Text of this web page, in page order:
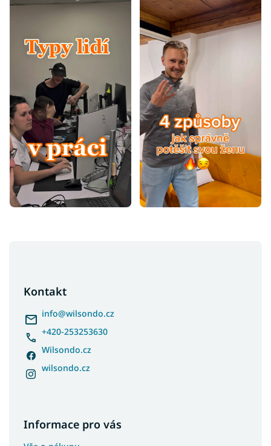
Kontakt
info@wilsondo.cz
+420-253253630
Wilsondo.cz
wilsondo.cz
Informace pro vás